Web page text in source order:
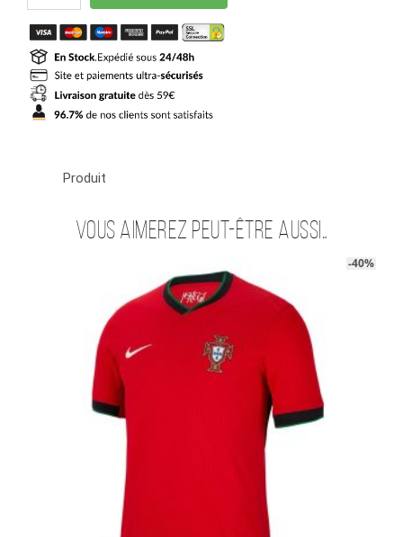
Maillot
Kit
Enfant
Portugal
Domicile
2024
2025
Produit
Vous aimerez peut-être aussi…
-40%